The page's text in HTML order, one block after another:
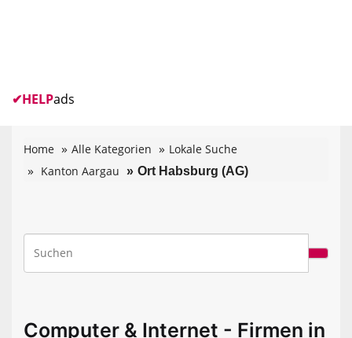
✔HELPads
Home Alle Kategorien
Lokale Suche
Kanton Aargau
Ort Habsburg (AG)
Computer & Internet - Firmen in